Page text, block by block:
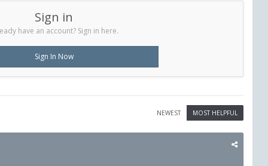
Sign in
have an account? Sign in here.
Sign In Now
MOST HELPFUL
NEWEST